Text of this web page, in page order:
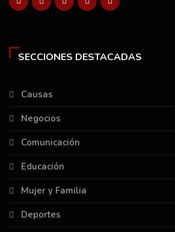
SECCIONES DESTACADAS
Causas
Negocios
Comunicación
Educación
Mujer y Familia
Deportes